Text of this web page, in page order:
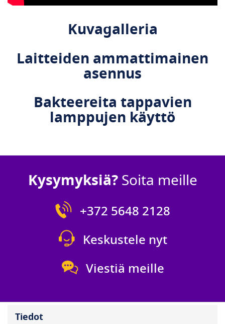
Kuvagalleria
Laitteiden ammattimainen
asennus
Bakteereita tappavien
lamppujen käyttö
Kysymyksiä?Soita meille
+372 5648 2128
Keskustele nyt
Viestiä meille
Tiedot